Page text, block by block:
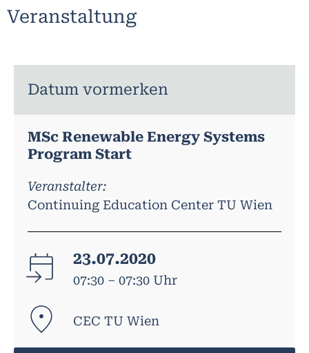
Veranstaltung
Datum vormerken
MSc Renewable Energy Systems
Program Start
Veranstalter:
Continuing Education Center TU Wien
23.07.2020
07:30 – 07:30 Uhr
CEC TU Wien